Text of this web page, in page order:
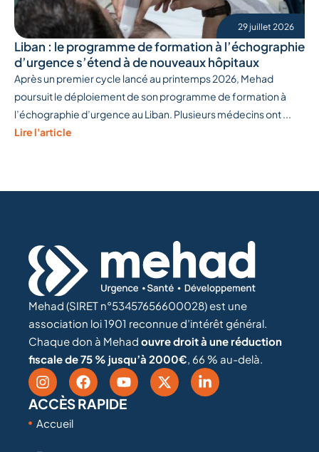
29 juillet 2026
Liban : le programme de formation à l’échographie
d’urgence s’étend à de nouveaux hôpitaux
Après un premier cycle lancé au printemps 2026, Mehad
poursuit le déploiement de son programme de formation à
l’échographie d’urgence au Liban. Plusieurs médecins ont ...
Lire l'article
Mehad (SIRET n°53457656600028) est une
association loi 1901 reconnue d’intérêt général.
Chaque don à Mehad ouvre droit à une réduction
fiscale de 75 % jusqu’à 2000€ , 66 % au-delà.
ACCÈS RAPIDE
Accueil